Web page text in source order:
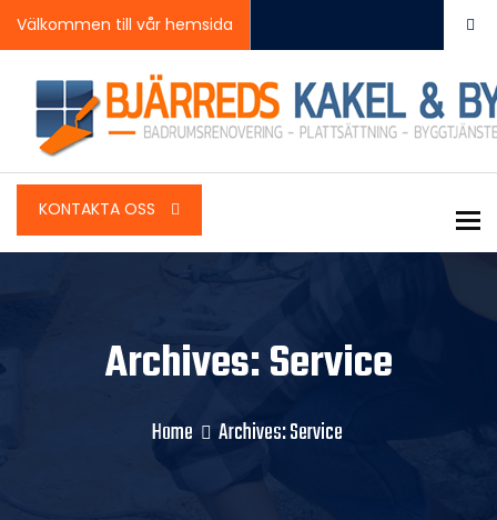
Välkommen till vår hemsida
KONTAKTA OSS
Archives: Service
Home Archives:Service